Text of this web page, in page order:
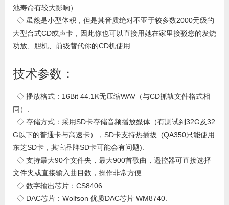
池寿命有较大影响）.
◇ 虽然是小型体积，但是其音质绝对不亚于较多数2000元级的
大型台式CD或声卡，因此你也可以直接用她在家里接驳您的发烧
功放、胆机、前级替代你的CD机使用.
技术参数：
◇ 播放格式：16Bit 44.1K无压缩WAV（与CD抓轨文件格式相
同）.
◇ 存储方式：采用SD卡存储音频播放媒体（有测试到32G及32
G以下的普通卡与高速卡），SD卡支持热插拔. (QA350只能使用
东芝SD卡，其它品牌SD卡可能会有问题).
◇ 支持最大90个文件夹，最大900首歌曲，遥控器可直接选择
文件夹或直接输入曲目数，操作非常方便.
◇ 数字输出芯片：CS8406.
◇ DAC芯片：Wolfson 优质DAC芯片 WM8740.